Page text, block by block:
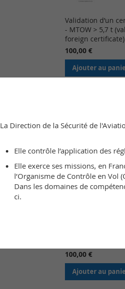
Validation d’un
- MTOW > 5,7 t
foreign certificate)
100,00 €
Ajouter au
100,00 €
Ajouter au
La Direction de la Sécurité de
Elle contrôle l’application des
Elle exerce ses missions, en
l’Organisme de Contrôle en Vol
Dans les domaines de
ci.